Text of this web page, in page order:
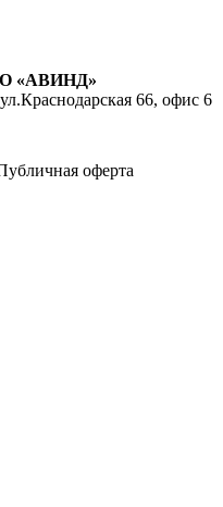
«АВИНД»
66, офис 6
оферта